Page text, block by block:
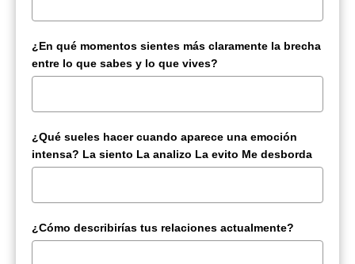
¿En qué momentos sientes más claramente la brecha
entre lo que sabes y lo que vives?
¿Qué sueles hacer cuando aparece una emoción
intensa? La siento La analizo La evito Me desborda
¿Cómo describirías tus relaciones actualmente?